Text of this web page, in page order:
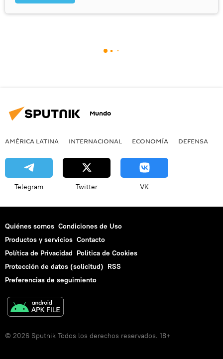
Mundo
AMÉRICA LATINA INTERNACIONAL ECONOMÍA DEFENSA
Telegram Twitter VK
Quiénes somos Condiciones de Uso
Productos y servicios Contacto
Política de Privacidad Politica de Cookies
Protección de datos (solicitud) RSS
Preferencias de seguimiento
© 2026 Sputnik Todos los derechos reservados. 18+